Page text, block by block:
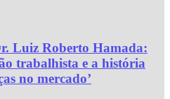
Luiz Roberto Hamada:
trabalhista e a história
no mercado’